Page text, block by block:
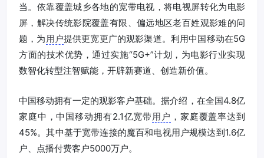
当。依靠覆盖城乡各地的宽带电视，将电视屏转化为电影
屏，解决传统影院覆盖有限、偏远地区老百姓观影难的问
题，为用户提供更宽更广的观影渠道。利用中国移动在5G
方面的技术优势，通过实施“5G+”计划，为电影行业实现
数智化转型注智赋能，开辟新赛道、创造新价值。
中国移动拥有一定的观影客户基础。据介绍，在全国4.8亿
家庭中，中国移动拥有2.1亿宽带用户 ，家庭覆盖率达到
45%。其中基于宽带连接的魔百和电视用户规模达到1.6亿
户、点播付费客户5000万户。